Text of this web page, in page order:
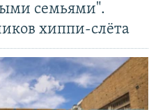
семьями".
хиппи-слёта